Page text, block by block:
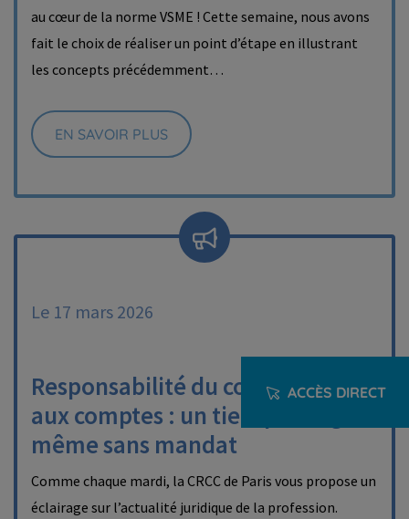
ACCÈS DIRECT
au cœur de la norme VSME ! Cette semaine, nous avons
fait le choix de réaliser un point d’étape en illustrant
les concepts précédemment…
EN SAVOIR PLUS
Le 17 mars 2026
Responsabilité du commissaire
aux comptes : un tiers peut agir
même sans mandat
Comme chaque mardi, la CRCC de Paris vous propose un
éclairage sur l’actualité juridique de la profession.